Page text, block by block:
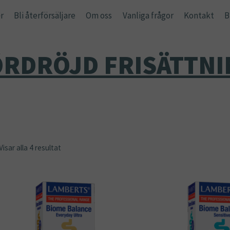
Bli återförsäljare Om oss Vanliga frågor Kontakt
alla 4 resultat